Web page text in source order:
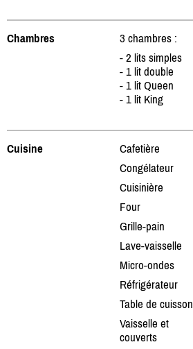
Chambres
3 chambres :
- 2 lits simples
- 1 lit double
- 1 lit Queen
- 1 lit King
Cuisine
Cafetière
Congélateur
Cuisinière
Four
Grille-pain
Lave-vaisselle
Micro-ondes
Réfrigérateur
Table de cuisson
Vaisselle et
couverts